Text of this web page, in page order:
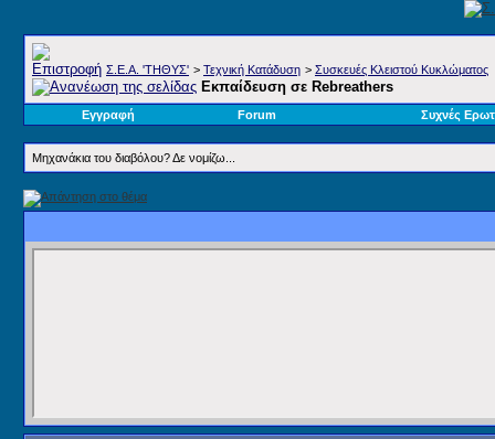
Σ.E.A. 'ΤΗΘΥΣ' > Τεχνική Κατάδυση > Συσκευές Κλειστού Κυκλώματος
Εκπαίδευση σε Rebreathers
Εγγραφή Forum Συχνές
Μηχανάκια του διαβόλου? Δε νομίζω...